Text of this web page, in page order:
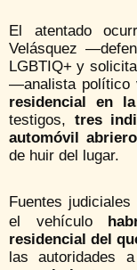
El atentado
Velásquez
LGBTIQ+ y
—analista político
residencial en
testigos, tres
automóvil
de huir del lugar.
Fuentes
el vehículo
residencial del
las autoridades